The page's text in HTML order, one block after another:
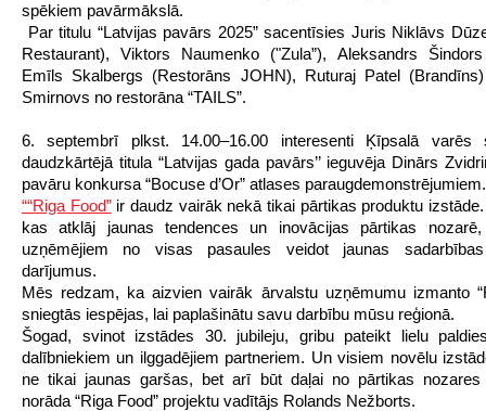
spēkiem pavārmākslā.
Par titulu “Latvijas pavārs 2025” sacentīsies Juris Niklāvs
Restaurant), Viktors Naumenko ("Zula”), Aleksandrs Šindors
Emīls Skalbergs (Restorāns JOHN), Ruturaj Patel
Smirnovs no restorāna “TAILS”.
6. septembrī plkst. 14.00–16.00 interesenti Ķīpsalā varēs
daudzkārtējā titula “Latvijas gada pavārs’’ ieguvēja Dinārs
pavāru konkursa “Bocuse d’Or” atlases paraugdemonstrējumiem.
““Riga Food”ir daudz vairāk nekā tikai pārtikas produktu
kas atklāj jaunas tendences un inovācijas pārtikas nozarē,
uzņēmējiem no visas pasaules veidot jaunas
darījumus.
Mēs redzam, ka aizvien vairāk ārvalstu uzņēmumu izmanto
sniegtās iespējas, lai paplašinātu savu darbību mūsu reģionā.
Šogad, svinot izstādes 30. jubileju, gribu pateikt lielu
dalībniekiem un ilggadējiem partneriem. Un visiem novēlu
ne tikai jaunas garšas, bet arī būt daļai no pārtikas nozares
norāda “Riga Food” projektu vadītājs Rolands Nežborts.